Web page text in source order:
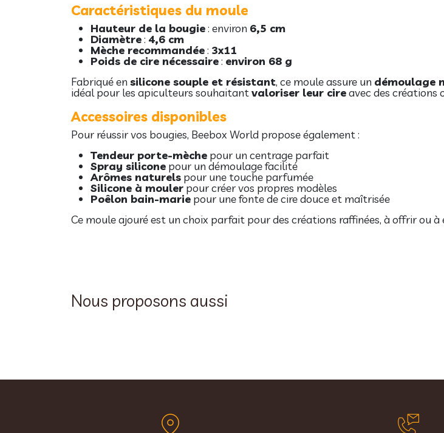
Caractéristiques du moule
Hauteur de la bougie: environ 6,5 cm
Diamètre: 4,6 cm
Mèche recommandée: 3x11
Poids de cire nécessaire: environ 68 g
Fabriqué en silicone souple et résistant, ce moule assure un démoulage
idéal pour les apiculteurs souhaitantvaloriser leur cireavec des créations
Accessoires disponibles
Pour réussir vos bougies, Beebox World propose également :
Tendeur porte-mèche pour un centrage parfait
Spray silicone pour un démoulage facilité
Arômes naturels pour une touche parfumée
Silicone à moulerpour créer vos propres modèles
Poêlon bain-marie pour une fonte de cire douce et maîtrisée
Ce moule ajouré est un choix parfait pour des créations raffinées, à offrir ou à
Nous proposons aussi